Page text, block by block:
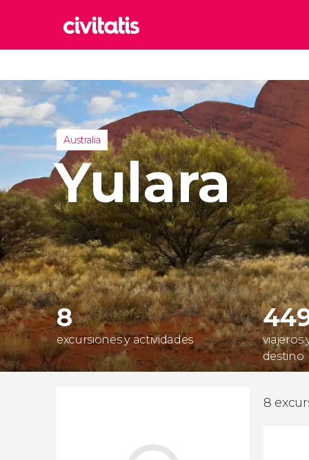
Italia
Reino
Reino
Turquía
Australia
Yulara
8
excursiones y actividades
viajeros
destino
8